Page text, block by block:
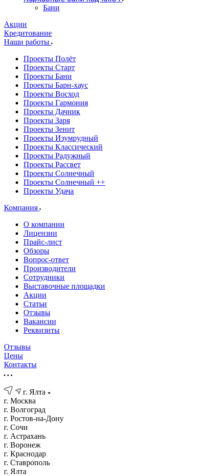
Бани
Акции
Кредитование
Наши работы
Проекты Полёт
Проекты Старт
Проекты Бани
Проекты Барн-хаус
Проекты Восход
Проекты Гармония
Проекты Дачник
Проекты Заря
Проекты Зенит
Проекты Изумрудный
Проекты Классический
Проекты Радужный
Проекты Рассвет
Проекты Солнечный
Проекты Солнечный ++
Проекты Удача
Компания
О компании
Лицензии
Прайс-лист
Обзоры
Вопрос-ответ
Производители
Сотрудники
Выставочные площадки
Акции
Статьи
Отзывы
Вакансии
Реквизиты
Отзывы
Цены
Контакты
г. Ялта
г. Москва
г. Волгоград
г. Ростов-на-Дону
г. Сочи
г. Астрахань
г. Воронеж
г. Краснодар
г. Ставрополь
г. Ялта